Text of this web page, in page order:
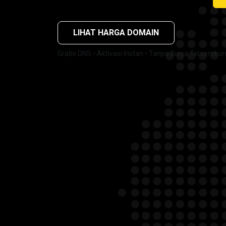
LIHAT HARGA DOMAIN
Gratis DNS • Aktivasi Instan • Tanpa Biaya